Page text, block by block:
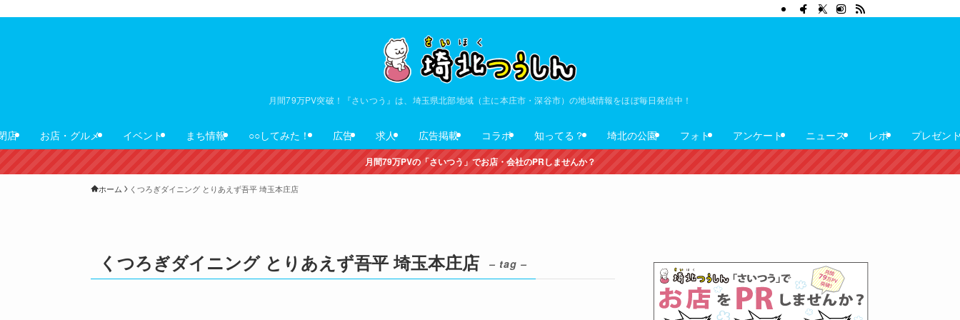
月間79万PV突破！『さいつう』は、埼玉県北部地域（主に本庄市・深谷市）の地域情報をほぼ毎日発信中！
店 お店・グルメ イベント まち情報 ○○してみた！ 広告 求人 広告掲載 コラボ 知ってる？ 埼北の公園 フォト アンケート ニュース レポ プレゼン
月間79万PVの「さいつう」でお店・会社のPRしませんか？
ホーム くつろぎダイニング とりあえず吾平 埼玉本庄店
くつろぎダイニング とりあえず吾平 埼玉本庄店 – tag –